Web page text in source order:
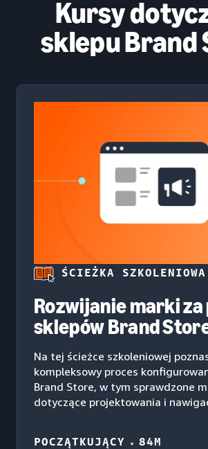
Kursy
sklepu Brand
ŚCIEŻKA SZKOLENIOWA
Rozwijanie marki za
sklepów Brand
Na tej ścieżce szkoleniowej
kompleksowy proces
Brand Store, w tym sprawdzone
dotyczące projektowania i
POCZĄTKUJĄCY 84M